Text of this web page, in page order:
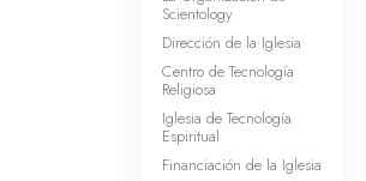
Scientology
Dirección de la Iglesia
Centro de Tecnología
Religiosa
Iglesia de Tecnología
Espiritual
Financiación de la Iglesia